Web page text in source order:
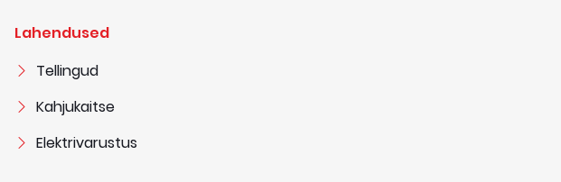
Lahendused
Tellingud
Kahjukaitse
Elektrivarustus